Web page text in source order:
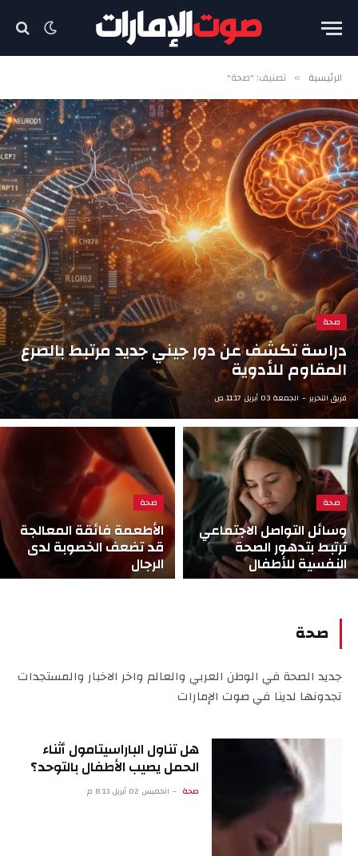
الرئيسية » تصنيف: "صحة"
صحة
دراسة تكشف عن دور جيني جديد مرتبط بالصرع
المقاوم للأدوية
فريق التحرير الجمعة 03 أبريل 11:17 ص
صحة
وسائل التواصل الاجتماعي
ترتبط بتدهور الصحة
النفسية للأطفال
صحة
الأطعمة فائقة المعالجة
قد تضعف الخصوبة لدى
الرجال
صحة
جديد الصحة في الوطن العربي والعالم واخر الاخبار والمستجدات
تجدونها لدينا في صوت الإمارات
هل تناول الباراسيتامول أثناء
الحمل يصيب الأطفال بالتوحد؟
صحة الخميس 02 أبريل 8:13 م